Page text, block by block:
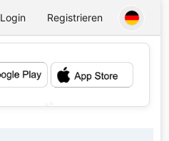
Login Registrieren